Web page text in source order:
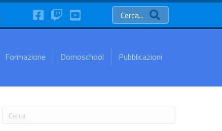
FaceBookTwitchYouTube Cerca...
Formazione Domoschool Pubblicazioni